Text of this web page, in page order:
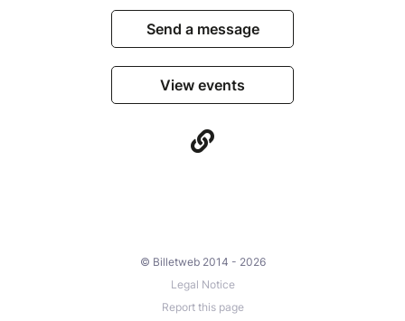
Send a message
View events
© Billetweb 2014 - 2026
Legal Notice
Report this page